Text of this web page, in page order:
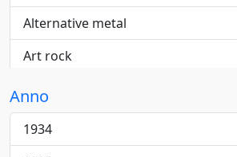
Alternative metal
Art rock
Blues
Anno
1934